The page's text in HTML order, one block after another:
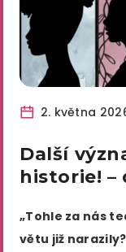
2. května
Další
historie! –
„Tohle za nás
větu již